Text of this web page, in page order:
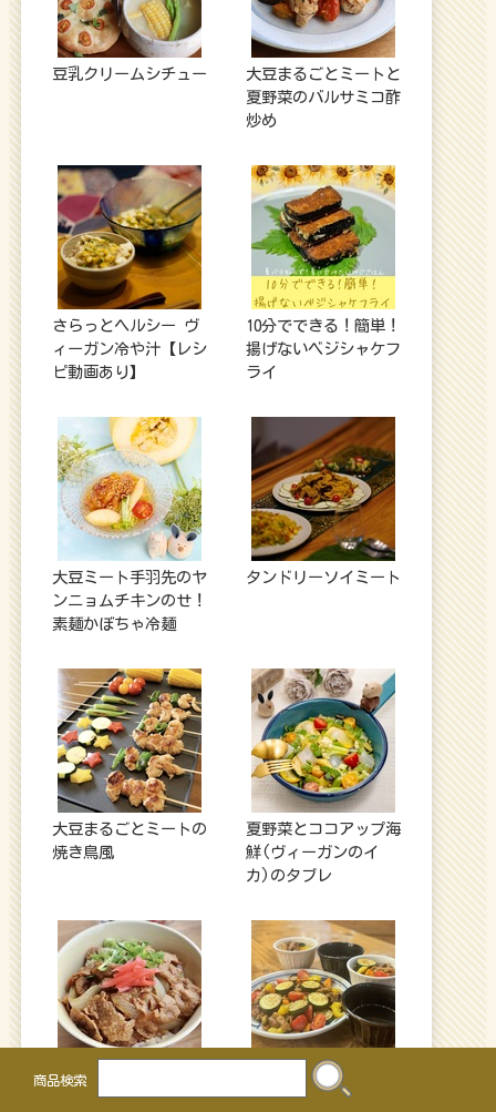
商品検索
豆乳クリームシチュー
大豆まるごとミートと
夏野菜のバルサミコ酢
炒め
さらっとヘルシー ヴ
ィーガン冷や汁【レシ
ピ動画あり】
10分でできる！簡単！
揚げないベジシャケフ
ライ
大豆ミート手羽先のヤ
ンニョムチキンのせ！
素麺かぼちゃ冷麺
タンドリーソイミート
大豆まるごとミートの
焼き鳥風
夏野菜とココアップ海
鮮(ヴィーガンのイ
カ)のタブレ
ベジ牛丼 大豆ミートの彩り炒め